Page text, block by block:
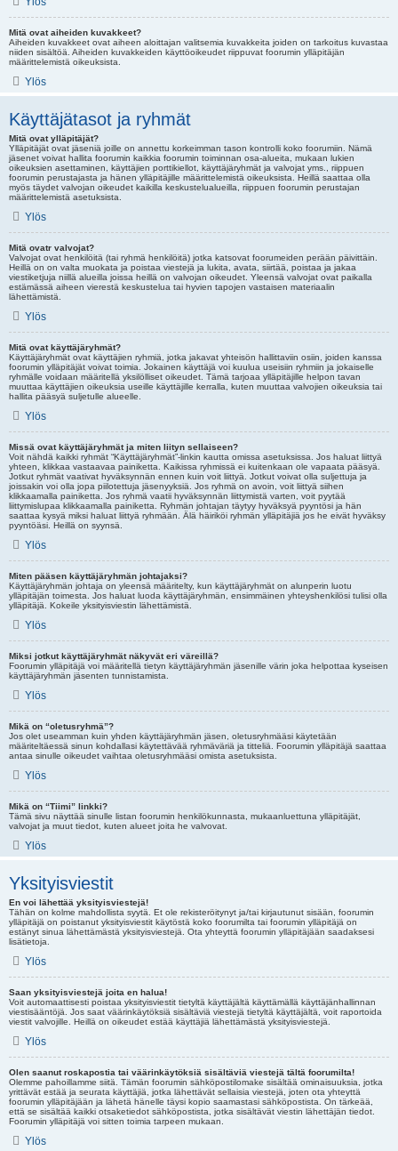
Mitä ovat aiheiden kuvakkeet?
Aiheiden kuvakkeet ovat aiheen aloittajan valitsemia kuvakkeita joiden on tarkoitus kuvastaa
niiden sisältöä. Aiheiden kuvakkeiden käyttöoikeudet riippuvat foorumin ylläpitäjän
määrittelemistä oikeuksista.
Ylös
Käyttäjätasot ja ryhmät
Mitä ovat ylläpitäjät?
Ylläpitäjät ovat jäseniä joille on annettu korkeimman tason kontrolli koko foorumiin. Nämä
jäsenet voivat hallita foorumin kaikkia foorumin toiminnan osa-alueita, mukaan lukien
oikeuksien asettaminen, käyttäjien porttikiellot, käyttäjäryhmät ja valvojat yms., riippuen
foorumin perustajasta ja hänen ylläpitäjille määrittelemistä oikeuksista. Heillä saattaa olla
myös täydet valvojan oikeudet kaikilla keskustelualueilla, riippuen foorumin perustajan
määrittelemistä asetuksista.
Ylös
Mitä ovatr valvojat?
Valvojat ovat henkilöitä (tai ryhmä henkilöitä) jotka katsovat foorumeiden perään päivittäin.
Heillä on on valta muokata ja poistaa viestejä ja lukita, avata, siirtää, poistaa ja jakaa
viestiketjuja niillä alueilla joissa heillä on valvojan oikeudet. Yleensä valvojat ovat paikalla
estämässä aiheen vierestä keskustelua tai hyvien tapojen vastaisen materiaalin
lähettämistä.
Ylös
Mitä ovat käyttäjäryhmät?
Käyttäjäryhmät ovat käyttäjien ryhmiä, jotka jakavat yhteisön hallittaviin osiin, joiden kanssa
foorumin ylläpitäjät voivat toimia. Jokainen käyttäjä voi kuulua useisiin ryhmiin ja jokaiselle
ryhmälle voidaan määritellä yksilölliset oikeudet. Tämä tarjoaa ylläpitäjille helpon tavan
muuttaa käyttäjien oikeuksia useille käyttäjille kerralla, kuten muuttaa valvojien oikeuksia tai
hallita pääsyä suljetulle alueelle.
Ylös
Missä ovat käyttäjäryhmät ja miten liityn sellaiseen?
Voit nähdä kaikki ryhmät “Käyttäjäryhmät”-linkin kautta omissa asetuksissa. Jos haluat liittyä
yhteen, klikkaa vastaavaa painiketta. Kaikissa ryhmissä ei kuitenkaan ole vapaata pääsyä.
Jotkut ryhmät vaativat hyväksynnän ennen kuin voit liittyä. Jotkut voivat olla suljettuja ja
joissakin voi olla jopa piilotettuja jäsenyyksiä. Jos ryhmä on avoin, voit liittyä siihen
klikkaamalla painiketta. Jos ryhmä vaatii hyväksynnän liittymistä varten, voit pyytää
liittymislupaa klikkaamalla painiketta. Ryhmän johtajan täytyy hyväksyä pyyntösi ja hän
saattaa kysyä miksi haluat liittyä ryhmään. Älä häiriköi ryhmän ylläpitäjiä jos he eivät hyväksy
pyyntöäsi. Heillä on syynsä.
Ylös
Miten pääsen käyttäjäryhmän johtajaksi?
Käyttäjäryhmän johtaja on yleensä määritelty, kun käyttäjäryhmät on alunperin luotu
ylläpitäjän toimesta. Jos haluat luoda käyttäjäryhmän, ensimmäinen yhteyshenkilösi tulisi olla
ylläpitäjä. Kokeile yksityisviestin lähettämistä.
Ylös
Miksi jotkut käyttäjäryhmät näkyvät eri väreillä?
Foorumin ylläpitäjä voi määritellä tietyn käyttäjäryhmän jäsenille värin joka helpottaa kyseisen
käyttäjäryhmän jäsenten tunnistamista.
Ylös
Mikä on “oletusryhmä”?
Jos olet useamman kuin yhden käyttäjäryhmän jäsen, oletusryhmääsi käytetään
määriteltäessä sinun kohdallasi käytettävää ryhmäväriä ja titteliä. Foorumin ylläpitäjä saattaa
antaa sinulle oikeudet vaihtaa oletusryhmääsi omista asetuksista.
Ylös
Mikä on “Tiimi” linkki?
Tämä sivu näyttää sinulle listan foorumin henkilökunnasta, mukaanluettuna ylläpitäjät,
valvojat ja muut tiedot, kuten alueet joita he valvovat.
Ylös
Yksityisviestit
En voi lähettää yksityisviestejä!
Tähän on kolme mahdollista syytä. Et ole rekisteröitynyt ja/tai kirjautunut sisään, foorumin
ylläpitäjä on poistanut yksityisviestit käytöstä koko foorumilta tai foorumin ylläpitäjä on
estänyt sinua lähettämästä yksityisviestejä. Ota yhteyttä foorumin ylläpitäjään saadaksesi
lisätietoja.
Ylös
Saan yksityisviestejä joita en halua!
Voit automaattisesti poistaa yksityisviestit tietyltä käyttäjältä käyttämällä käyttäjänhallinnan
viestisääntöjä. Jos saat väärinkäytöksiä sisältäviä viestejä tietyltä käyttäjältä, voit raportoida
viestit valvojille. Heillä on oikeudet estää käyttäjiä lähettämästä yksityisviestejä.
Ylös
Olen saanut roskapostia tai väärinkäytöksiä sisältäviä viestejä tältä foorumilta!
Olemme pahoillamme siitä. Tämän foorumin sähköpostilomake sisältää ominaisuuksia, jotka
yrittävät estää ja seurata käyttäjiä, jotka lähettävät sellaisia viestejä, joten ota yhteyttä
foorumin ylläpitäjään ja lähetä hänelle täysi kopio saamastasi sähköpostista. On tärkeää,
että se sisältää kaikki otsaketiedot sähköpostista, jotka sisältävät viestin lähettäjän tiedot.
Foorumin ylläpitäjä voi sitten toimia tarpeen mukaan.
Ylös